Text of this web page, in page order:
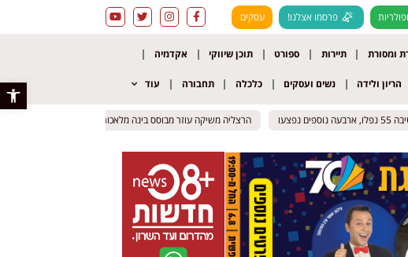
פתח
פרסמו אצלנו! עסקים
ומסורת תיירות ספורט תוכן שיווקי אקדמיה
הריון ולידה נשים ועסקים כלכלה תחבורה עוד
הרצליה משיקה עוזר מבוסס בינה מלאכותית: כך יוכלו התושבים לקבל
הרצליה משיקה עוזר מבוסס בינה מלאכותית: כך יוכלו התושבים לקבל